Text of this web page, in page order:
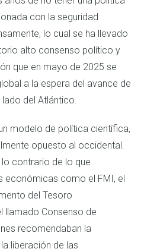
con la seguridad
lo cual se ha llevado
alto consenso político y
que en mayo de 2025 se
a la espera del avance de
del Atlántico.
modelo de política científica,
opuesto al occidental.
contrario de lo que
económicas como el FMI, el
del Tesoro
llamado Consenso de
recomendaban la
liberación de las